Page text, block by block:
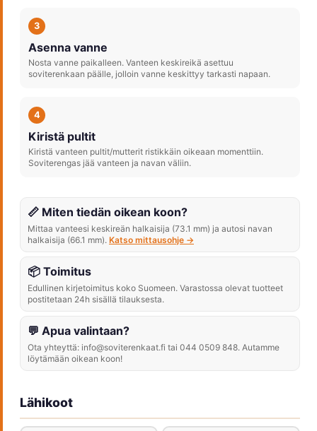
3
Asenna vanne
Nosta vanne paikalleen. Vanteen keskireikä asettuu
soviterenkaan päälle, jolloin vanne keskittyy tarkasti napaan.
4
Kiristä pultit
Kiristä vanteen pultit/mutterit ristikkäin oikeaan momenttiin.
Soviterengas jää vanteen ja navan väliin.
📏 Miten tiedän oikean koon?
Mittaa vanteesi keskireän halkaisija (73.1 mm) ja autosi navan
halkaisija (66.1 mm). Katso mittausohje →
📦 Toimitus
Edullinen kirjetoimitus koko Suomeen. Varastossa olevat tuotteet
postitetaan 24h sisällä tilauksesta.
💬 Apua valintaan?
Ota yhteyttä: info@soviterenkaat.fi tai 044 0509 848. Autamme
löytämään oikean koon!
Lähikoot